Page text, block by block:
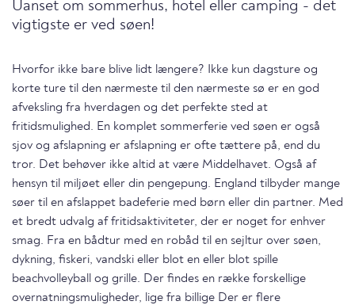
Uanset om sommerhus, hotel eller camping - det
vigtigste er ved søen!
Hvorfor ikke bare blive lidt længere? Ikke kun dagsture og
korte ture til den nærmeste til den nærmeste sø er en god
afveksling fra hverdagen og det perfekte sted at
fritidsmulighed. En komplet sommerferie ved søen er også
sjov og afslapning er afslapning er ofte tættere på, end du
tror. Det behøver ikke altid at være Middelhavet. Også af
hensyn til miljøet eller din pengepung. England tilbyder mange
søer til en afslappet badeferie med børn eller din partner. Med
et bredt udvalg af fritidsaktiviteter, der er noget for enhver
smag. Fra en bådtur med en robåd til en sejltur over søen,
dykning, fiskeri, vandski eller blot en eller blot spille
beachvolleyball og grille. Der findes en række forskellige
overnatningsmuligheder, lige fra billige Der er flere